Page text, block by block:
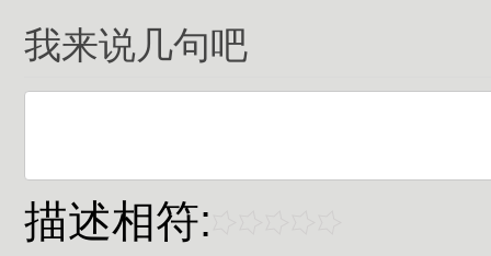
我来说几句吧
描述相符: